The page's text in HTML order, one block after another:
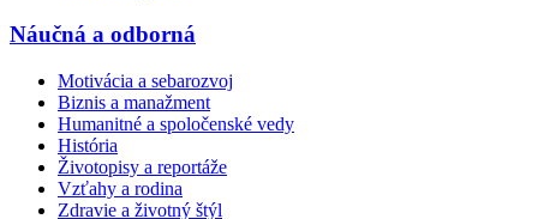
Náučná a odborná
Motivácia a sebarozvoj
Biznis a manažment
Humanitné a spoločenské vedy
História
Životopisy a reportáže
Vzťahy a rodina
Zdravie a životný štýl